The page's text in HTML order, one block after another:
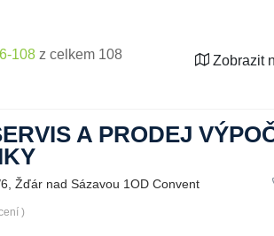
108 z celkem 108
Zobrazit
A PRODEJ
Žďár nad Sázavou 1OD Convent
)